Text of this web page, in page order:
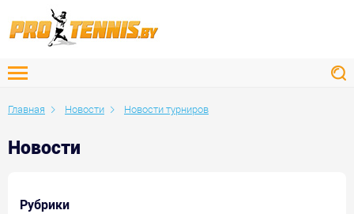
Главная Новости Новости турниров
Новости
Рубрики